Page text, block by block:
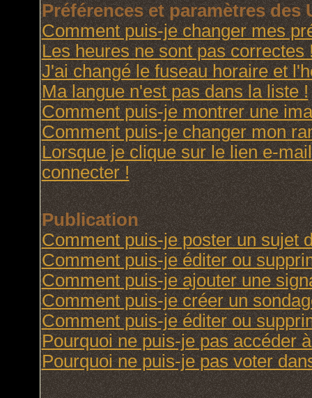
Préférences et paramètres des
Comment puis-je changer mes
Les heures ne sont pas correctes
J'ai changé le fuseau horaire et
Ma langue n'est pas dans la liste !
Comment puis-je montrer une
Comment puis-je changer mon
Lorsque je clique sur le lien e-
connecter !
Publication
Comment puis-je poster un sujet
Comment puis-je éditer ou
Comment puis-je ajouter une
Comment puis-je créer un
Comment puis-je éditer ou
Pourquoi ne puis-je pas accéder
Pourquoi ne puis-je pas voter